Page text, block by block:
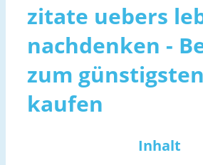
zitate uebers
nachdenken -
zum
kaufen
Inhalt